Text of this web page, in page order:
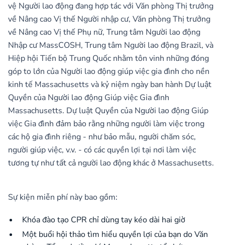
vệ Người lao độngđang hợp tác với Văn phòng Thị trưởng
về Nâng cao Vị thế Người nhập cư, Văn phòng Thị trưởng
về Nâng cao Vị thế Phụ nữ, Trung tâm Người lao động
Nhập cư MassCOSH, Trung tâm Người lao động Brazil, và
Hiệp hội Tiến bộ Trung Quốc nhằm tôn vinh những đóng
góp to lớn của Người lao động giúp việc gia đình cho nền
kinh tế Massachusetts và kỷ niệm ngày ban hành Dự luật
Quyền của Người lao động Giúp việc Gia đình
Massachusetts. Dự luật Quyền của Người lao động Giúp
việc Gia đình đảm bảo rằng những người làm việc trong
các hộ gia đình riêng - như bảo mẫu, người chăm sóc,
người giúp việc, v.v. - có các quyền lợi tại nơi làm việc
tương tự như tất cả người lao động khác ở Massachusetts.
Sự kiện miễn phí này bao gồm:
Khóa đào tạo CPR chỉ dùng tay kéo dài hai giờ
Một buổi hội thảo tìm hiểu quyền lợi của bạn do Văn